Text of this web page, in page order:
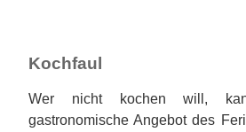
Kochfaul
Wer nicht kochen will,
gastronomische Angebot des